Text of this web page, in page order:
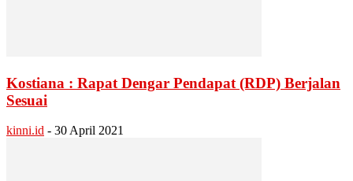
Kostiana : Rapat Dengar Pendapat (RDP) Berjalan
Sesuai
kinni.id - 30 April 2021